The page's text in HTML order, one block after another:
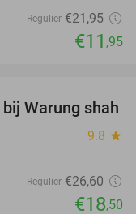
Regulier €21,95
€11 ,95
30%
Warung shah
9.8 star
Regulier €26,60
€18,50